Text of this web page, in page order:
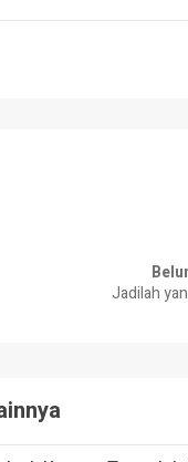
Jadilah